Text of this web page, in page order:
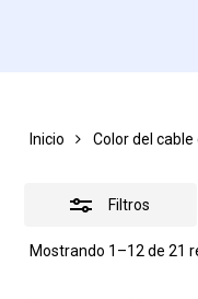
Inicio Color del
Filtros
Mostrando 1–12 de 21